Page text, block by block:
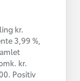
kr.
3,99 %,
kr.
Positiv